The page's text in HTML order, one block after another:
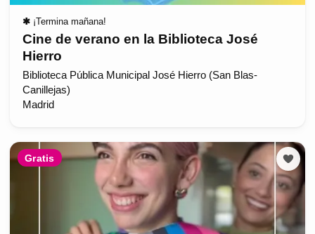
✱ ¡Termina mañana!
Cine de verano en la Biblioteca José
Hierro
Biblioteca Pública Municipal José Hierro (San Blas-
Canillejas)
Madrid
Gratis